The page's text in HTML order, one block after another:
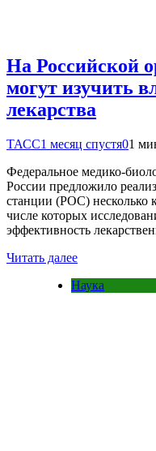
На Российской
могут изучить
лекарства
ТАСС1 месяц спустя01
Федеральное медико-
России предложило
станции (РОС) несколько
числе которых
эффективность
Читать далее
Наука